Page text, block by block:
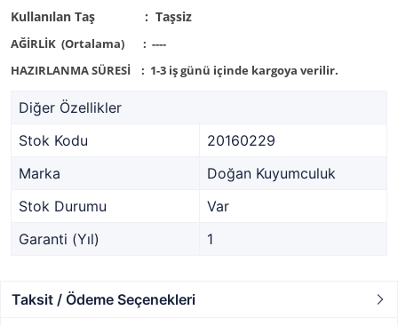
Kullanılan Taş : Taşsiz
AĞİRLİK (Ortalama) : ----
HAZIRLANMA SÜRESİ
: 1-3 iş günü içinde kargoya verilir.
Diğer Özellikler
Stok Kodu
20160229
Marka
Doğan Kuyumculuk
Stok Durumu
Var
Garanti (Yıl)
1
Taksit / Ödeme Seçenekleri